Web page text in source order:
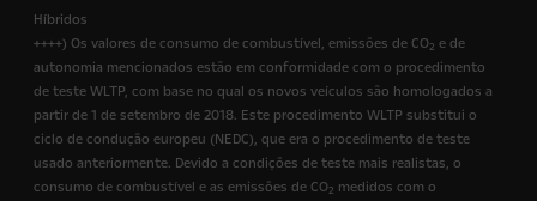
Híbridos
++++) Os valores de consumo de combustível, emissões de CO2 e de
autonomia mencionados estão em conformidade com o procedimento
de teste WLTP, com base no qual os novos veículos são homologados a
partir de 1 de setembro de 2018. Este procedimento WLTP substitui o
ciclo de condução europeu (NEDC), que era o procedimento de teste
usado anteriormente. Devido a condições de teste mais realistas, o
consumo de combustível e as emissões de CO2 medidos com o